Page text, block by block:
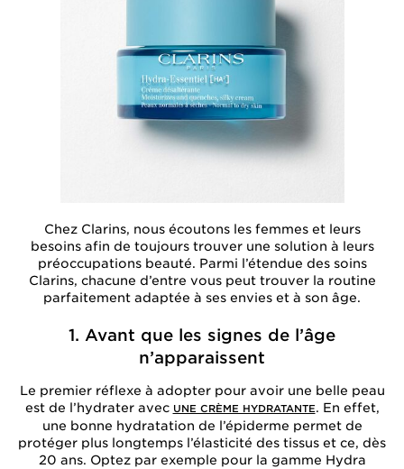
Chez Clarins, nous écoutons les femmes et leurs
besoins afin de toujours trouver une solution à leurs
préoccupations beauté. Parmi l’étendue des soins
Clarins, chacune d’entre vous peut trouver la routine
parfaitement adaptée à ses envies et à son âge.
1. Avant que les signes de l’âge
n’apparaissent
Le premier réflexe à adopter pour avoir une belle peau
est de l’hydrater avec UNE CRÈME HYDRATANTE. En effet,
une bonne hydratation de l’épiderme permet de
protéger plus longtemps l’élasticité des tissus et ce, dès
20 ans. Optez par exemple pour la gamme Hydra